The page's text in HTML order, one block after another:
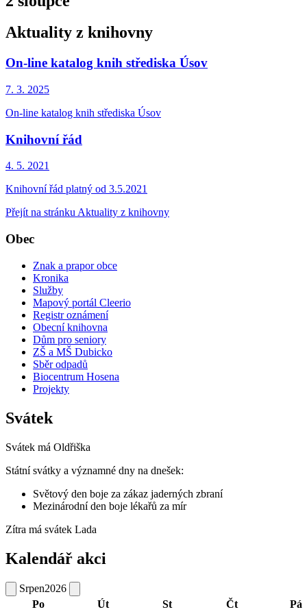
Aktuality z knihovny
On-line katalog knih střediska Úsov
7. 3. 2025
On-line katalog knih střediska Úsov
Knihovní řád
4. 5. 2021
Knihovní řád platný od 3.5.2021
Přejít na stránku Aktuality z knihovny
Obec
Znak a prapor obce
Kronika
Služby
Mapový portál Cleerio
Registr oznámení
Obecní knihovna
Dům pro seniory
ZŠ a MŠ Dubicko
Sběr odpadů
Biocentrum Hosena
Projekty
Svátek
Svátek má Oldřiška
Státní svátky a významné dny na dnešek:
Světový den boje za zákaz jaderných zbraní
Mezinárodní den boje lékařů za mír
Zítra má svátek Lada
Kalendář akci
Srpen2026
Po
Út St Čt
Pá